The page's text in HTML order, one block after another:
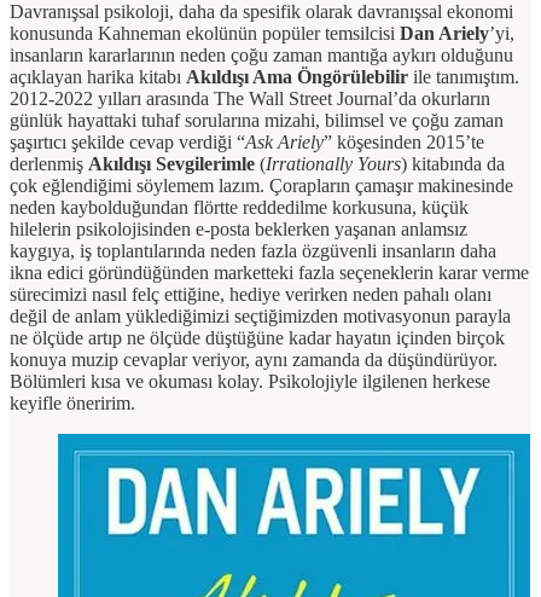
Davranışsal psikoloji, daha da spesifik olarak davranışsal ekonomi
konusunda Kahneman ekolünün popüler temsilcisi Dan Ariely’yi,
insanların kararlarının neden çoğu zaman mantığa aykırı olduğunu
açıklayan harika kitabı Akıldışı Ama Öngörülebilir ile tanımıştım.
2012-2022 yılları arasında The Wall Street Journal’da okurların
günlük hayattaki tuhaf sorularına mizahi, bilimsel ve çoğu zaman
şaşırtıcı şekilde cevap verdiği “Ask Ariely” köşesinden 2015’te
derlenmiş Akıldışı Sevgilerimle (Irrationally Yours) kitabında da
çok eğlendiğimi söylemem lazım. Çorapların çamaşır makinesinde
neden kaybolduğundan flörtte reddedilme korkusuna, küçük
hilelerin psikolojisinden e-posta beklerken yaşanan anlamsız
kaygıya, iş toplantılarında neden fazla özgüvenli insanların daha
ikna edici göründüğünden marketteki fazla seçeneklerin karar verme
sürecimizi nasıl felç ettiğine, hediye verirken neden pahalı olanı
değil de anlam yüklediğimizi seçtiğimizden motivasyonun parayla
ne ölçüde artıp ne ölçüde düştüğüne kadar hayatın içinden birçok
konuya muzip cevaplar veriyor, aynı zamanda da düşündürüyor.
Bölümleri kısa ve okuması kolay. Psikolojiyle ilgilenen herkese
keyifle öneririm.